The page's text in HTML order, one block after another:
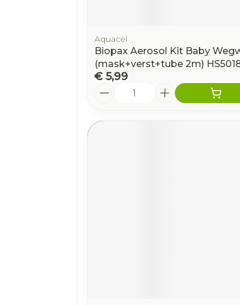
Aquacel
Biopax Aerosol Kit Baby
(mask+verst+tube 2m)
€ 5,99